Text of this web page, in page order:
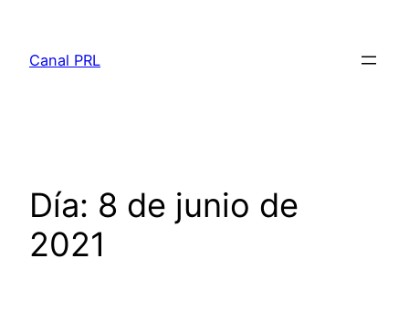
contenido
Canal PRL
Día: 8 de junio de
2021